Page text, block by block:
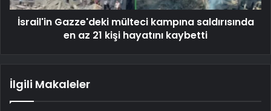
İsrail'in Gazze'deki mülteci kampına saldırısında
en az 21 kişi hayatını kaybetti
İlgili Makaleler